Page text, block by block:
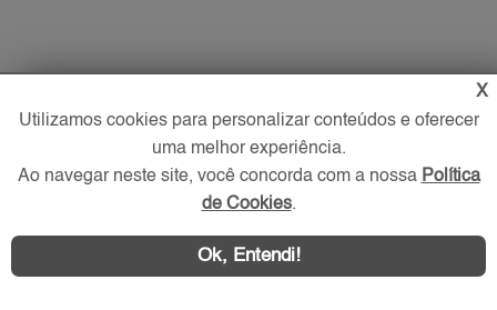
Imóveis
Comprar
Imóveis Novos
Imobiliária
X
Utilizamos cookies para personalizar conteúdos e oferecer
uma melhor experiência.
Ao navegar neste site, você concorda com a nossa Política
de Cookies.
Ok, Entendi!